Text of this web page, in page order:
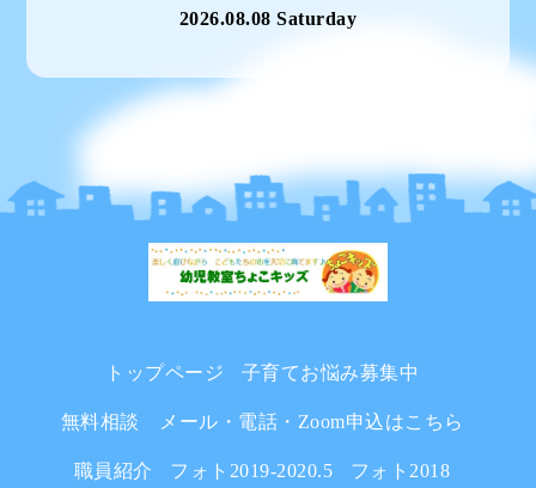
2026.08.08 Saturday
トップページ 子育てお悩み募集中
無料相談 メール・電話・Zoom申込はこちら
職員紹介 フォト2019-2020.5 フォト2018